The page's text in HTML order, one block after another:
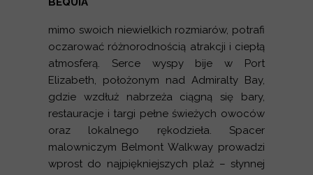
mimo swoich niewielkich rozmiarów, potrafi
oczarować różnorodnością atrakcji i ciepłą
atmosferą. Serce wyspy bije w Port
Elizabeth, położonym nad Admiralty Bay,
gdzie wzdłuż nabrzeża ciągną się bary,
restauracje i targi pełne świeżych owoców
oraz lokalnego rękodzieła. Spacer
malowniczym Belmont Walkway prowadzi
wprost do najpiękniejszych plaż – słynnej